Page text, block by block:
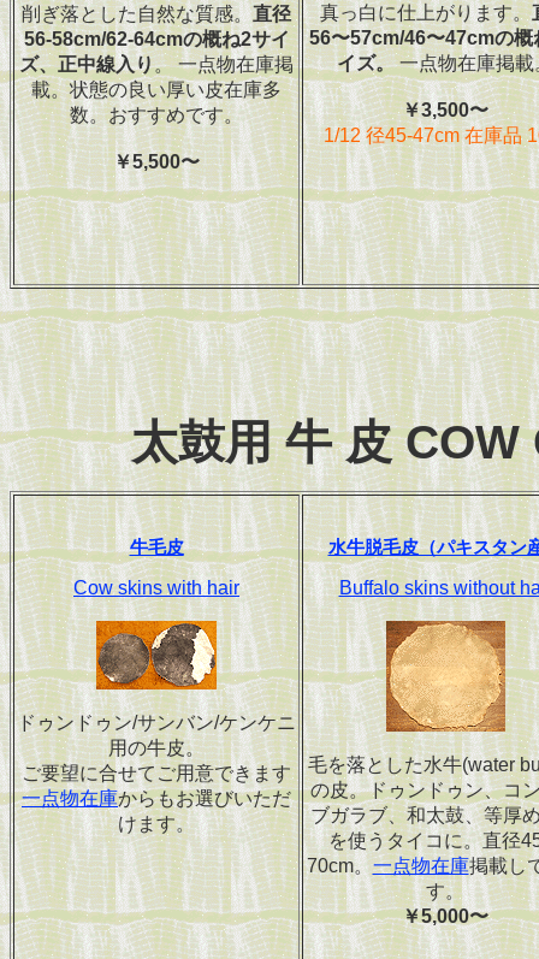
削ぎ落とした自然な質感。直径
56-58cm/62-64cmの概ね2サイ
ズ、正中線入り。 一点物在庫掲
載。状態の良い厚い皮在庫多
数。おすすめです。
￥5,500〜
真っ白に仕上がります。
56〜57cm/46〜47cmの概
イズ。一点物在庫掲載
￥3,500〜
1/12 径45-47cm 在庫品
太鼓用 牛 皮
牛毛皮
Cow skins with hair
ドゥンドゥン/サンバン/ケンケニ
用の牛皮。
ご要望に合せてご用意できます
一点物在庫からもお選びいただ
けます。
水牛脱毛皮（パキスタン
Buffalo skins without
毛を落とした水牛(water
の皮。ドゥンドゥン、コ
ブガラブ、和太鼓、等厚
を使うタイコに。直径
70cm。一点物在庫掲載し
す。
￥5,000〜